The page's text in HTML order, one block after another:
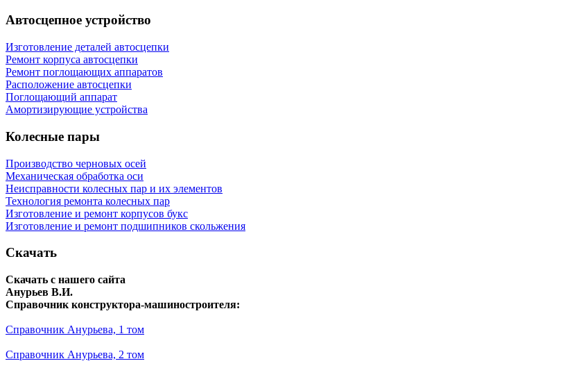
Автосцепное устройство
Изготовление деталей автосцепки
Ремонт корпуса автосцепки
Ремонт поглощающих аппаратов
Расположение автосцепки
Поглощающий аппарат
Амортизирующие устройства
Колесные пары
Производство черновых осей
Механическая обработка оси
Неисправности колесных пар и их элементов
Технология ремонта колесных пар
Изготовление и ремонт корпусов букс
Изготовление и ремонт подшипников скольжения
Скачать
Скачать с нашего сайта
Анурьев В.И.
Справочник конструктора-машиностроителя:
Справочник Анурьева, 1 том
Справочник Анурьева, 2 том